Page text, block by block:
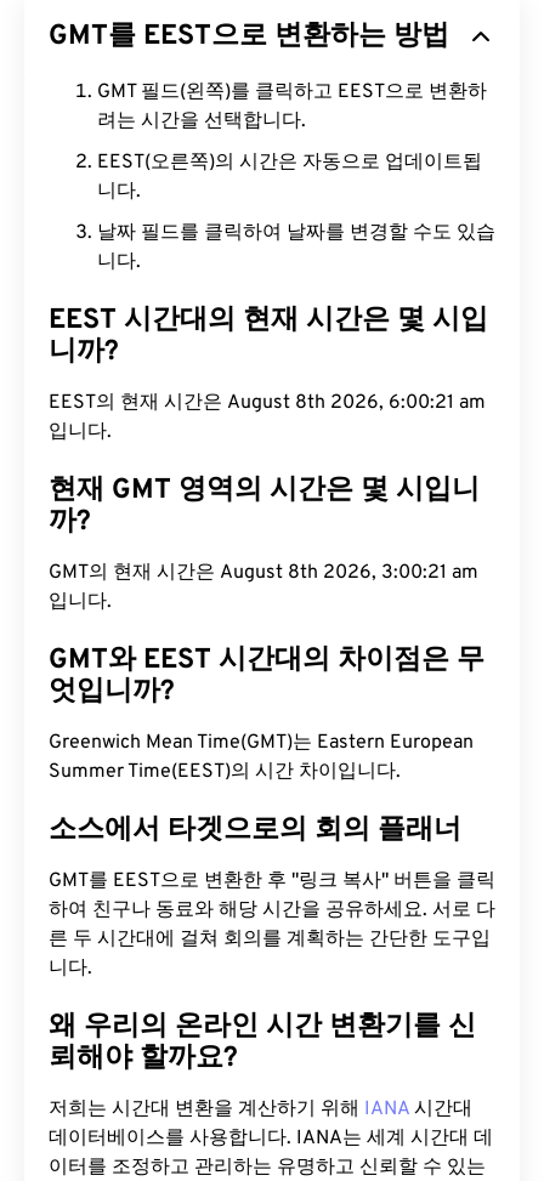
GMT를 EEST으로 변환하는 방법
GMT 필드(왼쪽)를 클릭하고 EEST으로 변환하
려는 시간을 선택합니다.
EEST(오른쪽)의 시간은 자동으로 업데이트됩
니다.
날짜 필드를 클릭하여 날짜를 변경할 수도 있습
니다.
EEST 시간대의 현재 시간은 몇 시입
니까?
EEST의 현재 시간은 August 8th 2026, 6:00:22 am
입니다.
현재 GMT 영역의 시간은 몇 시입니
까?
GMT의 현재 시간은 August 8th 2026, 3:00:22 am
입니다.
GMT와 EEST 시간대의 차이점은 무
엇입니까?
Greenwich Mean Time(GMT)는 Eastern European
Summer Time(EEST)의 시간 차이입니다.
소스에서 타겟으로의 회의 플래너
GMT를 EEST으로 변환한 후 "링크 복사" 버튼을 클릭
하여 친구나 동료와 해당 시간을 공유하세요. 서로 다
른 두 시간대에 걸쳐 회의를 계획하는 간단한 도구입
니다.
왜 우리의 온라인 시간 변환기를 신
뢰해야 할까요?
저희는 시간대 변환을 계산하기 위해 IANA 시간대
데이터베이스를 사용합니다. IANA는 세계 시간대 데
이터를 조정하고 관리하는 유명하고 신뢰할 수 있는